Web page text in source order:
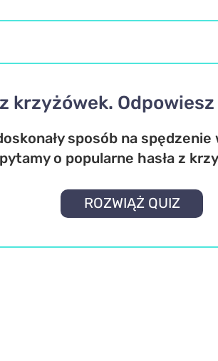
krzyżówek.
sposób na
o popularne hasła z
ROZWIĄŻ QUIZ